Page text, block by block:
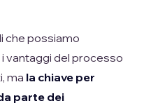
che possiamo
vantaggi del processo
ma la chiave per
parte dei